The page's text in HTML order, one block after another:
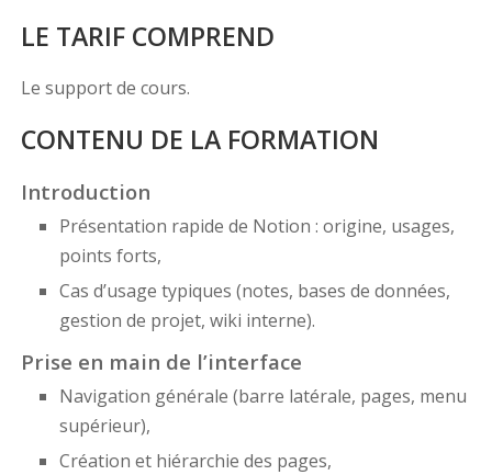
LE TARIF COMPREND
Le support de cours.
CONTENU DE LA FORMATION
Introduction
Présentation rapide de Notion : origine, usages,
points forts,
Cas d’usage typiques (notes, bases de données,
gestion de projet, wiki interne).
Prise en main de l’interface
Navigation générale (barre latérale, pages, menu
supérieur),
Création et hiérarchie des pages,